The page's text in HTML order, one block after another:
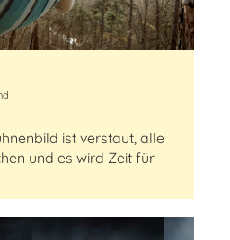
ist verstaut, alle
und es wird Zeit für